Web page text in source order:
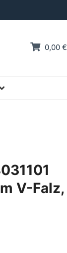
0,00 €
V-Falz,